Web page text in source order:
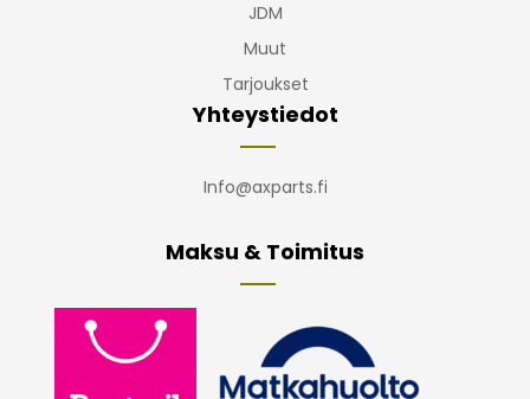
JDM
Muut
Tarjoukset
Yhteystiedot
Info@axparts.fi
Maksu & Toimitus